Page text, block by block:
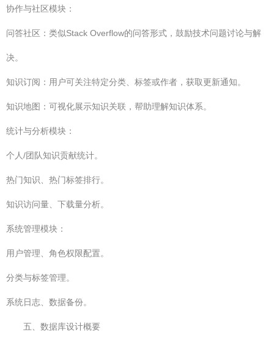
协作与社区模块：
问答社区：类似Stack Overflow的问答形式，鼓励技术问题讨论与解
决。
知识订阅：用户可关注特定分类、标签或作者，获取更新通知。
知识地图：可视化展示知识关联，帮助理解知识体系。
统计与分析模块：
个人/团队知识贡献统计。
热门知识、热门标签排行。
知识访问量、下载量分析。
系统管理模块：
用户管理、角色权限配置。
分类与标签管理。
系统日志、数据备份。
五、数据库设计概要